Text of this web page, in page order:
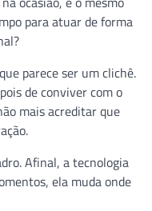
para atuar de forma
parece ser um clichê.
de conviver com o
mais acreditar que
Afinal, a tecnologia
ela muda onde